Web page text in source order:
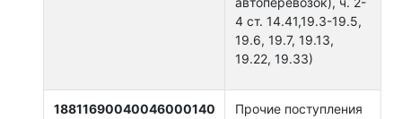
4 ст. 14.41,19.3-19.5,
19.6, 19.7, 19.13,
19.22, 19.33)
18811690040046000140
Прочие поступления